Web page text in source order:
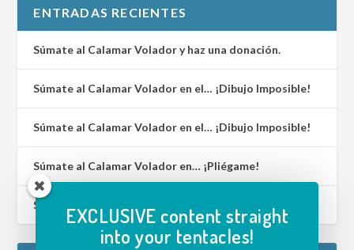
ENTRADAS RECIENTES
Súmate al Calamar Volador y haz una donación.
Súmate al Calamar Volador en el… ¡Dibujo Imposible!
Súmate al Calamar Volador en el… ¡Dibujo Imposible!
Súmate al Calamar Volador en… ¡Pliégame!
Súmate al Calamar Volador en… ¡Lenguaje de Signos!
EXCLUSIVE content straight
into your tentacles!